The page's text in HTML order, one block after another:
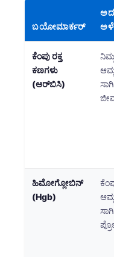
ಬಯೋಮಾರ್ಕರ್
ಕೆಂಪು ರಕ್ತ
ಕಣಗಳು
(ಆರ್‌ಬಿಸಿ)
ಹಿಮೋಗ್ಲೋಬಿನ್
(Hgb)